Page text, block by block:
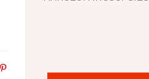
HENNING VAN